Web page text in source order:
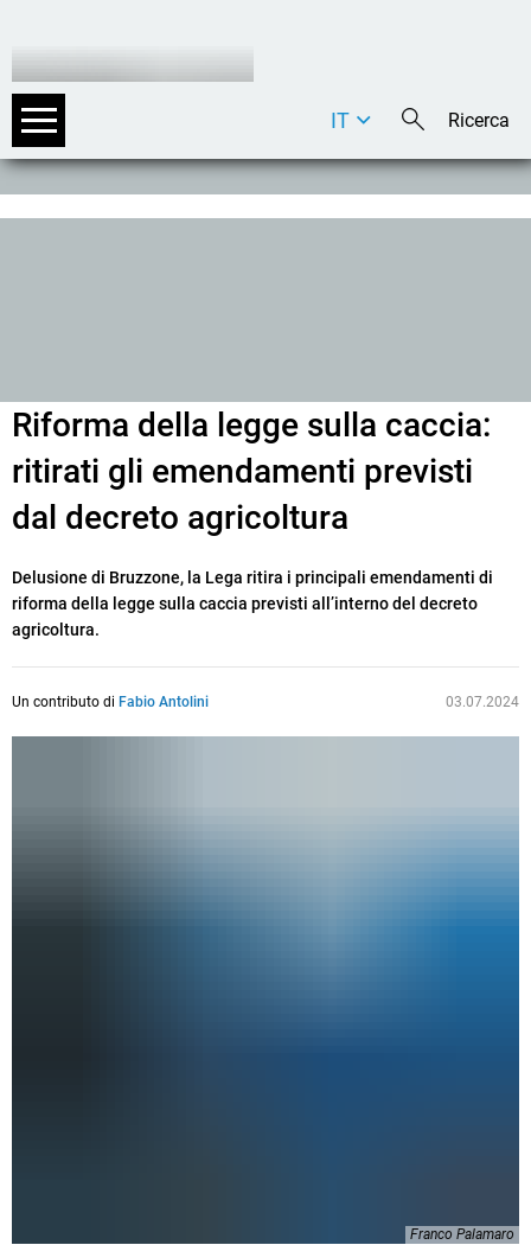
DE
IT
Riforma della legge sulla caccia:
ritirati gli emendamenti previsti
dal decreto agricoltura
Delusione di Bruzzone, la Lega ritira i principali emendamenti di
riforma della legge sulla caccia previsti all’interno del decreto
agricoltura.
Un contributo di Fabio Antolini 03.07.2024
Franco Palamaro